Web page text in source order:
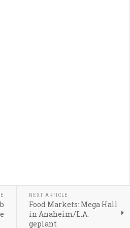
NEXT ARTICLE
Food Markets: Mega Hall
in Anaheim/L.A.
geplant